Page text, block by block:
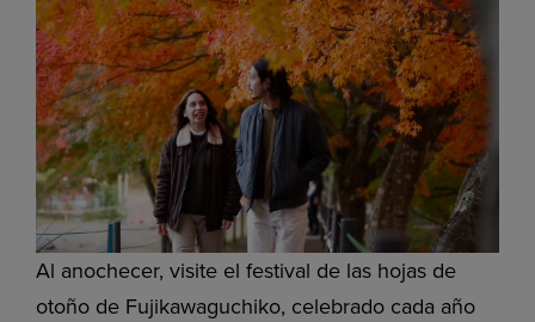
Al anochecer, visite el festival de las hojas de
otoño de Fujikawaguchiko, celebrado cada año